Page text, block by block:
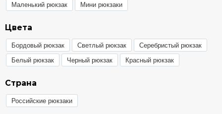
Маленький рюкзак Мини рюкзаки
Цвета
Бордовый рюкзак Светлый рюкзак
Серебристый рюкзак
Белый рюкзак
Черный рюкзак Красный рюкзак
Страна
Российские рюкзаки